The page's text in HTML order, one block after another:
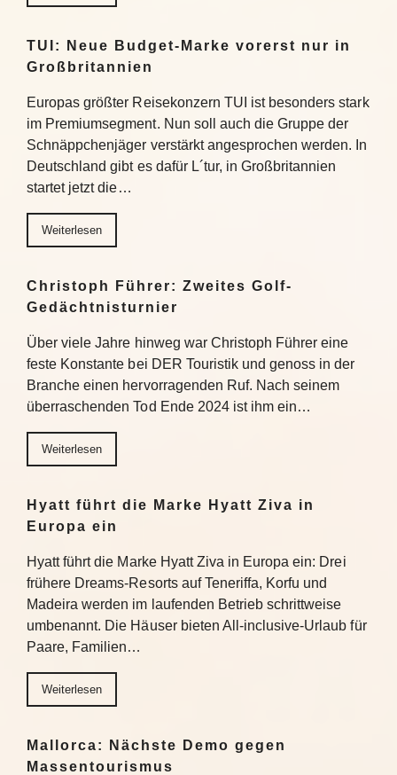
TUI: Neue Budget-Marke vorerst nur in
Großbritannien
Europas größter Reisekonzern TUI ist besonders stark
im Premiumsegment. Nun soll auch die Gruppe der
Schnäppchenjäger verstärkt angesprochen werden. In
Deutschland gibt es dafür L´tur, in Großbritannien
startet jetzt die…
Weiterlesen
Christoph Führer: Zweites Golf-
Gedächtnisturnier
Über viele Jahre hinweg war Christoph Führer eine
feste Konstante bei DER Touristik und genoss in der
Branche einen hervorragenden Ruf. Nach seinem
überraschenden Tod Ende 2024 ist ihm ein…
Weiterlesen
Hyatt führt die Marke Hyatt Ziva in
Europa ein
Hyatt führt die Marke Hyatt Ziva in Europa ein: Drei
frühere Dreams-Resorts auf Teneriffa, Korfu und
Madeira werden im laufenden Betrieb schrittweise
umbenannt. Die Häuser bieten All-inclusive-Urlaub für
Paare, Familien…
Weiterlesen
Mallorca: Nächste Demo gegen
Massentourismus